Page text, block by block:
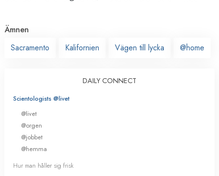
Ämnen
Sacramento
Kalifornien Vägen till lycka @home
DAILY CONNECT
Scientologists @livet
@livet
@orgen
@jobbet
@hemma
Hur man håller sig frisk